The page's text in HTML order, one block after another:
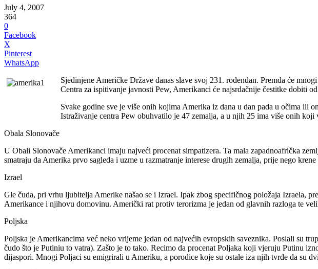
July 4, 2007
364
0
Facebook
X
Pinterest
WhatsApp
Sjedinjene Američke Države danas slave svoj 231. rođendan. Premda će
Centra za ispitivanje javnosti Pew, Amerikanci će najsrdačnije čestitke dobiti
Svake godine sve je više onih kojima Amerika iz dana u dan pada u očima
Istraživanje centra Pew obuhvatilo je 47 zemalja, a u njih 25 ima više onih
Obala Slonovače
U Obali Slonovače Amerikanci imaju najveći procenat simpatizera. Ta mala zapadnoafrička
smatraju da Amerika prvo sagleda i uzme u razmatranje interese drugih zemalja, prije nego
Izrael
Gle čuda, pri vrhu ljubitelja Amerike našao se i Izrael. Ipak zbog specifičnog položaja Izraela,
Amerikance i njihovu domovinu. Američki rat protiv terorizma je jedan od glavnih razloga te
Poljska
Poljska je Amerikancima već neko vrijeme jedan od najvećih evropskih saveznika. Poslali su
čudo što je Putiniu to vatra). Zašto je to tako. Recimo da procenat Poljaka koji vjeruju Putinu
dijaspori. Mnogi Poljaci su emigrirali u Ameriku, a porodice koje su ostale iza njih tvrde da su